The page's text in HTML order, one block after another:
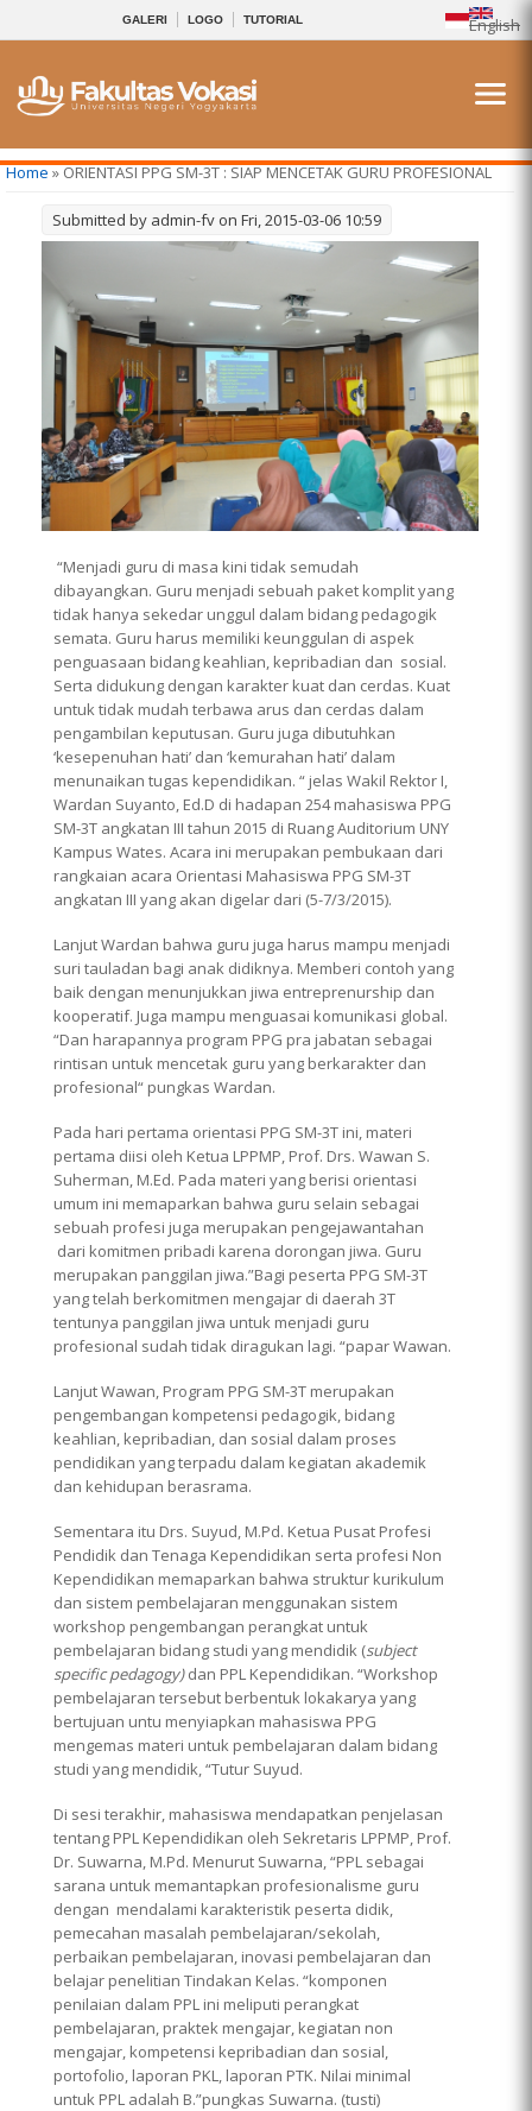
English
GALERI LOGO TUTORIAL
You are here
Home» ORIENTASI PPG SM-3T : SIAP MENCETAK GURU PROFESIONAL
Submitted by admin-fv on Fri, 2015-03-06 10:59
“Menjadi guru di masa kini tidak semudah
dibayangkan. Guru menjadi sebuah paket komplit yang
tidak hanya sekedar unggul dalam bidang pedagogik
semata. Guru harus memiliki keunggulan di aspek
penguasaan bidang keahlian, kepribadian dan sosial.
Serta didukung dengan karakter kuat dan cerdas. Kuat
untuk tidak mudah terbawa arus dan cerdas dalam
pengambilan keputusan. Guru juga dibutuhkan
‘kesepenuhan hati’ dan ‘kemurahan hati’ dalam
menunaikan tugas kependidikan. “ jelas Wakil Rektor I,
Wardan Suyanto, Ed.D di hadapan 254 mahasiswa PPG
SM-3T angkatan III tahun 2015 di Ruang Auditorium UNY
Kampus Wates. Acara ini merupakan pembukaan dari
rangkaian acara Orientasi Mahasiswa PPG SM-3T
angkatan III yang akan digelar dari (5-7/3/2015).
Lanjut Wardan bahwa guru juga harus mampu menjadi
suri tauladan bagi anak didiknya. Memberi contoh yang
baik dengan menunjukkan jiwa entreprenurship dan
kooperatif. Juga mampu menguasai komunikasi global.
“Dan harapannya program PPG pra jabatan sebagai
rintisan untuk mencetak guru yang berkarakter dan
profesional“ pungkas Wardan.
Pada hari pertama orientasi PPG SM-3T ini, materi
pertama diisi oleh Ketua LPPMP, Prof. Drs. Wawan S.
Suherman, M.Ed. Pada materi yang berisi orientasi
umum ini memaparkan bahwa guru selain sebagai
sebuah profesi juga merupakan pengejawantahan
dari komitmen pribadi karena dorongan jiwa. Guru
merupakan panggilan jiwa.”Bagi peserta PPG SM-3T
yang telah berkomitmen mengajar di daerah 3T
tentunya panggilan jiwa untuk menjadi guru
profesional sudah tidak diragukan lagi. “papar Wawan.
Lanjut Wawan, Program PPG SM-3T merupakan
pengembangan kompetensi pedagogik, bidang
keahlian, kepribadian, dan sosial dalam proses
pendidikan yang terpadu dalam kegiatan akademik
dan kehidupan berasrama.
Sementara itu Drs. Suyud, M.Pd. Ketua Pusat Profesi
Pendidik dan Tenaga Kependidikan serta profesi Non
Kependidikan memaparkan bahwa struktur kurikulum
dan sistem pembelajaran menggunakan sistem
workshop pengembangan perangkat untuk
pembelajaran bidang studi yang mendidik (subject
specific pedagogy)dan PPL Kependidikan. “Workshop
pembelajaran tersebut berbentuk lokakarya yang
bertujuan untu menyiapkan mahasiswa PPG
mengemas materi untuk pembelajaran dalam bidang
studi yang mendidik, “Tutur Suyud.
Di sesi terakhir, mahasiswa mendapatkan penjelasan
tentang PPL Kependidikan oleh Sekretaris LPPMP, Prof.
Dr. Suwarna, M.Pd. Menurut Suwarna, “PPL sebagai
sarana untuk memantapkan profesionalisme guru
dengan mendalami karakteristik peserta didik,
pemecahan masalah pembelajaran/sekolah,
perbaikan pembelajaran, inovasi pembelajaran dan
belajar penelitian Tindakan Kelas. “komponen
penilaian dalam PPL ini meliputi perangkat
pembelajaran, praktek mengajar, kegiatan non
mengajar, kompetensi kepribadian dan sosial,
portofolio, laporan PKL, laporan PTK. Nilai minimal
untuk PPL adalah B.”pungkas Suwarna. (tusti)